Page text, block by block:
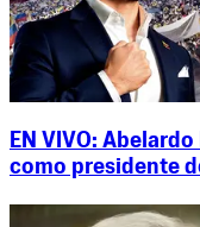
EN VIVO:
como presidente